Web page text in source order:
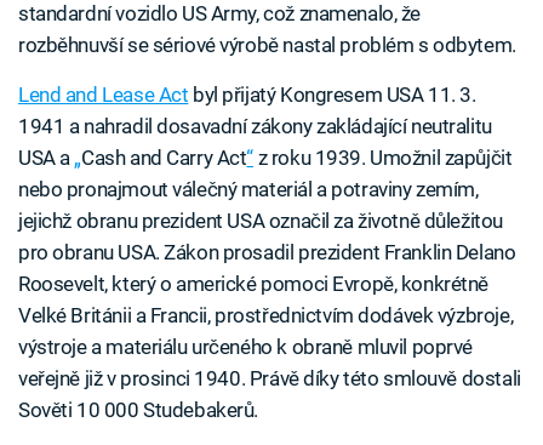
standardní vozidlo US Army, což znamenalo, že
rozběhnuvší se sériové výrobě nastal problém s odbytem.
Lend and Lease Act byl přijatý Kongresem USA 11. 3.
1941 a nahradil dosavadní zákony zakládající neutralitu
USA a „Cash and Carry Act“ z roku 1939. Umožnil zapůjčit
nebo pronajmout válečný materiál a potraviny zemím,
jejichž obranu prezident USA označil za životně důležitou
pro obranu USA. Zákon prosadil prezident Franklin Delano
Roosevelt, který o americké pomoci Evropě, konkrétně
Velké Británii a Francii, prostřednictvím dodávek výzbroje,
výstroje a materiálu určeného k obraně mluvil poprvé
veřejně již v prosinci 1940. Právě díky této smlouvě dostali
Sověti 10 000 Studebakerů.